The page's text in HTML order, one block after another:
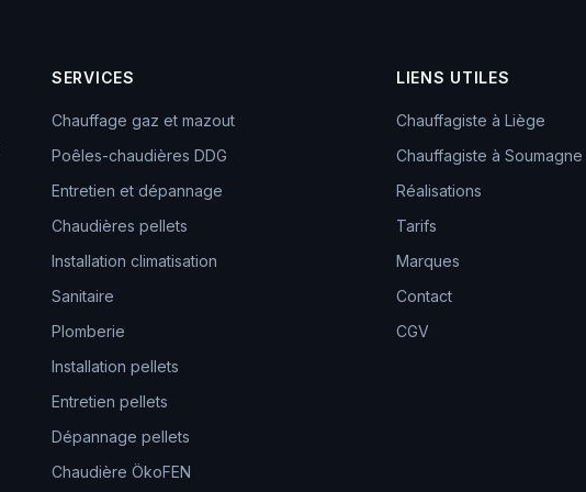
SERVICES
Chauffage gaz et mazout
Poêles-chaudières DDG
Entretien et dépannage
Chaudières pellets
Installation climatisation
Sanitaire
Plomberie
Installation pellets
Entretien pellets
Dépannage pellets
Chaudière ÖkoFEN
LIENS UTILES
Chauffagiste à Liège
Chauffagiste à Soumagne
Réalisations
Tarifs
Marques
Contact
CGV